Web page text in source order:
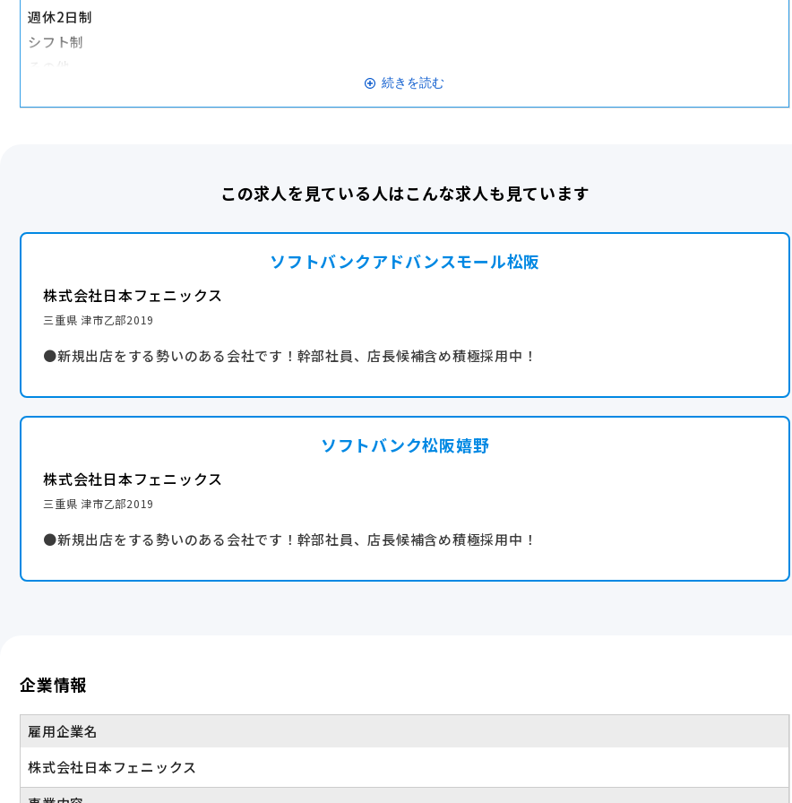
週休2日制
シフト制
その他
基本土日祝は出勤ですがパート・アルバイトさんは面接の際に希望をお聞かせください。
続きを読む
この求人を見ている人はこんな求人も見ています
ソフトバンクアドバンスモール松阪
株式会社日本フェニックス
三重県 津市乙部2019
●新規出店をする勢いのある会社です！幹部社員、店長候補含め積極採用中！
ソフトバンク松阪嬉野
株式会社日本フェニックス
三重県 津市乙部2019
●新規出店をする勢いのある会社です！幹部社員、店長候補含め積極採用中！
企業情報
雇用企業名
株式会社日本フェニックス